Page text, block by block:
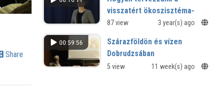
Share
XII. Természet-, műszaki és
gazdaságtudományok alkalmazása
nemzetközi konferenciája -
visszatért ökoszisztéma-
mérnök hód hatásaival?
egykor és most
87 view 3 year(s) ago
00:59:56
Szárazföldön és vízen
Dobrudzsában
5 view 11 week(s) ago